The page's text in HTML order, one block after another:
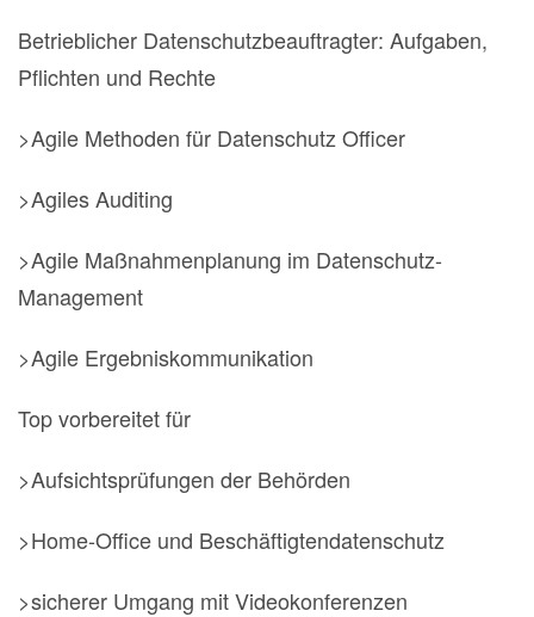
Betrieblicher Datenschutzbeauftragter: Aufgaben,
Pflichten und Rechte
>Agile Methoden für Datenschutz Officer
>Agiles Auditing
>Agile Maßnahmenplanung im Datenschutz-
Management
>Agile Ergebniskommunikation
Top vorbereitet für
>Aufsichtsprüfungen der Behörden
>Home-Office und Beschäftigtendatenschutz
>sicherer Umgang mit Videokonferenzen